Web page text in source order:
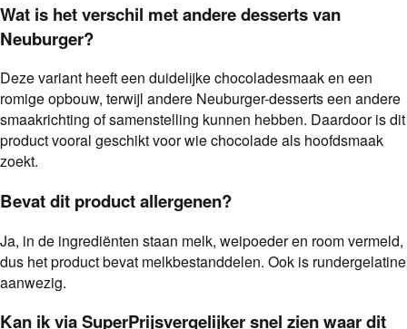
Wat is het verschil met andere desserts van
Neuburger?
Deze variant heeft een duidelijke chocoladesmaak en een
romige opbouw, terwijl andere Neuburger-desserts een andere
smaakrichting of samenstelling kunnen hebben. Daardoor is dit
product vooral geschikt voor wie chocolade als hoofdsmaak
zoekt.
Bevat dit product allergenen?
Ja, in de ingrediënten staan melk, weipoeder en room vermeld,
dus het product bevat melkbestanddelen. Ook is rundergelatine
aanwezig.
Kan ik via SuperPrijsvergelijker snel zien waar dit